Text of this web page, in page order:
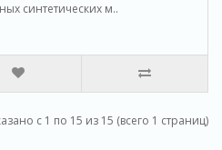
синтетических м..
с 1 по 15 из 15 (всего 1 страниц)